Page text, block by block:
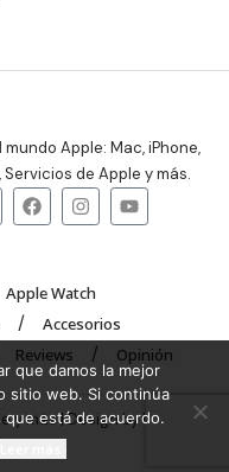
Apple: Mac, iPhone,
Servicios de Apple y más.
Apple Watch
Accesorios
Reviews Opinión
y más | Design byUNXON
que damos la mejor
sitio web. Si continúa
está de acuerdo.